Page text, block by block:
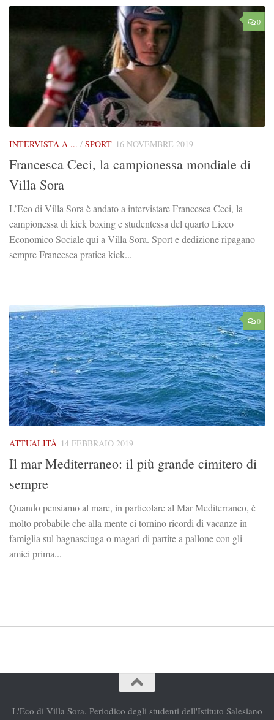
0
INTERVISTA A ... / SPORT 16 NOVEMBRE 2019
Francesca Ceci, la campionessa mondiale di
Villa Sora
L’Eco di Villa Sora è andato a intervistare Francesca Ceci, la
campionessa di kick boxing e studentessa del quarto Liceo
Economico Sociale qui a Villa Sora. Sport e dedizione ripagano
sempre Francesca pratica kick...
0
ATTUALITÀ 14 FEBBRAIO 2019
Il mar Mediterraneo: il più grande cimitero di
sempre
Quando pensiamo al mare, in particolare al Mar Mediterraneo, è
molto probabile che alla mente ci tornino ricordi di vacanze in
famiglia sul bagnasciuga o magari di partite a pallone con gli
amici prima...
L'Eco di Villa Sora. Periodico degli studenti dell'Istituto Salesiano